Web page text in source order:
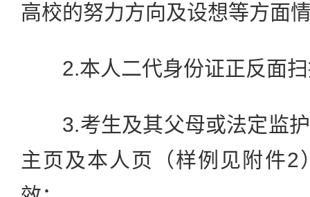
高校的努力方向及设想等方面
2.本人二代身份证正反面扫
3.考生及其父母或法定监护
主页及本人页（样例见附件2